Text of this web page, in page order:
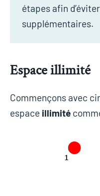
étapes afin
supplémentaires.
Espace illimité
Commençons avec
espace illimité